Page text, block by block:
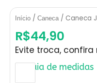
Início / Caneca / Caneca
R$44,90
Evite troca,
Guia de medidas